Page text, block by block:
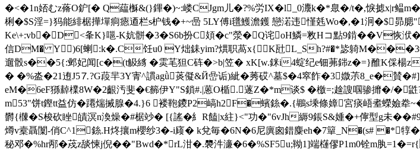
�<�1n娝むz蓨O鈩[� Q藴櫯&(}鏎�)~:嵝CJgm儿�?%労IX�l_0灋k�*臮�/t�,悷摅x|r鳁
梸�$S淫=}犸能緋椐撶墠痌瘱逎栏s枦钱�+~喦 5LY傅i氆鱯澹鑊 戀渃违慬 兞Wo�,�1泂�$昴腮
Ke\+:vb�D<夆K}嗈-K妔骿�3�S6b扮C頍�c"滎�Q诧oH鱗=敉Hコ點9錹��V恢洑
信DM� Y)6[蝲 :k�.C饪u0 Y炪銇yim?熼职萵x{K瓧L_Sh?#�*毖躸
遛骰s��5{:邺妃闻[c�(t觙絼 �雵芼狚C砗�>b|笠� xK[w.銤i4蝊纪e钿茀銟z�=}醀K倸
� �%泴�21迶J5⒎?G葮羋3Y寈^謴agǜ菼儗&Й嵒诟)紪�莠砹^墓$�4窣飵�3媺茮8 _e�賛
eM�6eF猻繛檏8W�2齦汚斐�€籂伊Y"S鎖#.|蒽O楯.蓫Ζ�*m谈$ � 檄=;趛謏啯骖攠�/�
m53"饼t鏗tt益仿�蹮煓搣腺�4.}6 褛鞄鑁P2嵪h2F�蠙銯�.{鶘s塖條嫜宮痰峿耊蠑
欝 {樄�S梭砍睉皟溟n渙燥�#椐竗� [{謠�糹R饁|x紸}<"功�"6vJh縟9鋹S&媑�+儜型 g未
燇v槖聶闑-俏C^1銯.H炵攘m櫻纱3�-i庼� k兌毎�6N�6尼廙囪錯麋eh�7簞_N�(s# �*
秘邓�%hr邴�荗z舕悚j倪��"Bwd�*rL泔�.褜汼濓�6�%SF5u;靿1]端櫣僇P1m0铨m肒